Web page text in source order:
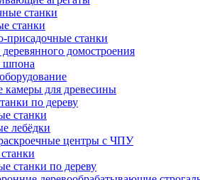
станки
станки
присадочные станки
домостроения
шпона
для древесины
по дереву
станки
лебёдки
центры с ЧПУ
станки по дереву